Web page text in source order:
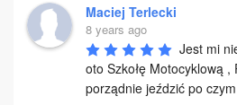
Maciej Terlecki
8 years ago
Jest mi
oto Szkołę Motocyklową
porządnie jeździć po